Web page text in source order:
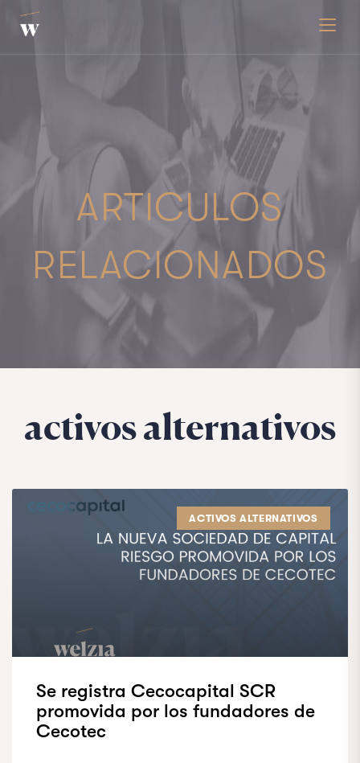
ARTICULOS
RELACIONADOS
activos alternativos
ACTIVOS ALTERNATIVOS
Se registra Cecocapital SCR
promovida por los fundadores de
Cecotec